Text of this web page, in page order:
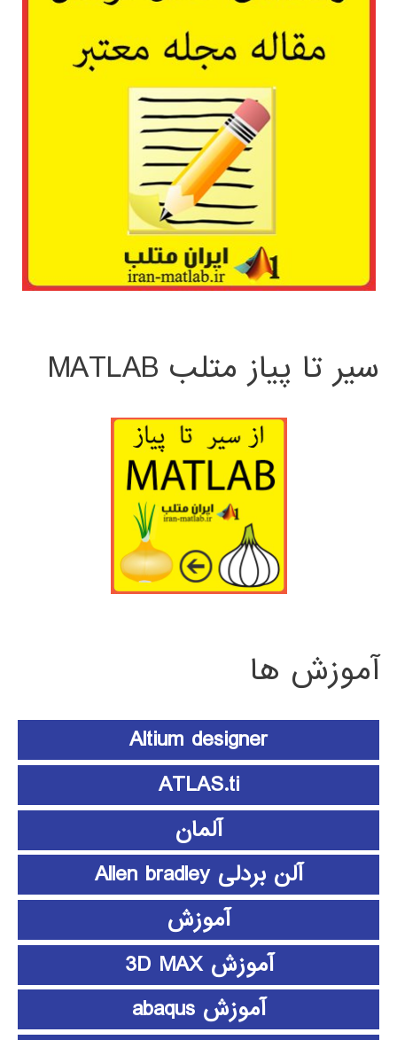
سیر تا پیاز متلب MATLAB
آموزش ها
Altium designer
ATLAS.ti
آلمان
آلن بردلی Allen bradley
آموزش
آموزش 3D MAX
آموزش abaqus